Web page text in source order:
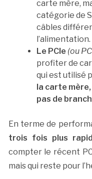
carte mère,
catégorie de
câbles
l’alimentation.
Le PCIe (ou
profiter de
qui est utilisé
la carte
pas de
En terme de
trois fois plus
compter le récent
mais qui reste pour